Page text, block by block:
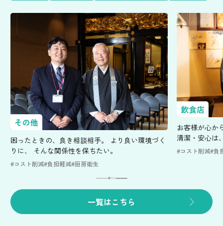
その他
困ったときの、良き相談相手。 より良い環境づく
りに、 そんな関係性を保ちたい。
#コスト削減#負担軽減#厨房衛生
飲食店
お客様が心か
清潔・安心は
#コスト削減#負
一覧はこちら